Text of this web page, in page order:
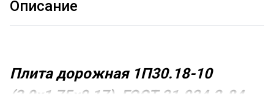
Описание
Плита дорожная 1П30.18-10
(3,0х1,75х0,17), ГОСТ 21.924.2-84